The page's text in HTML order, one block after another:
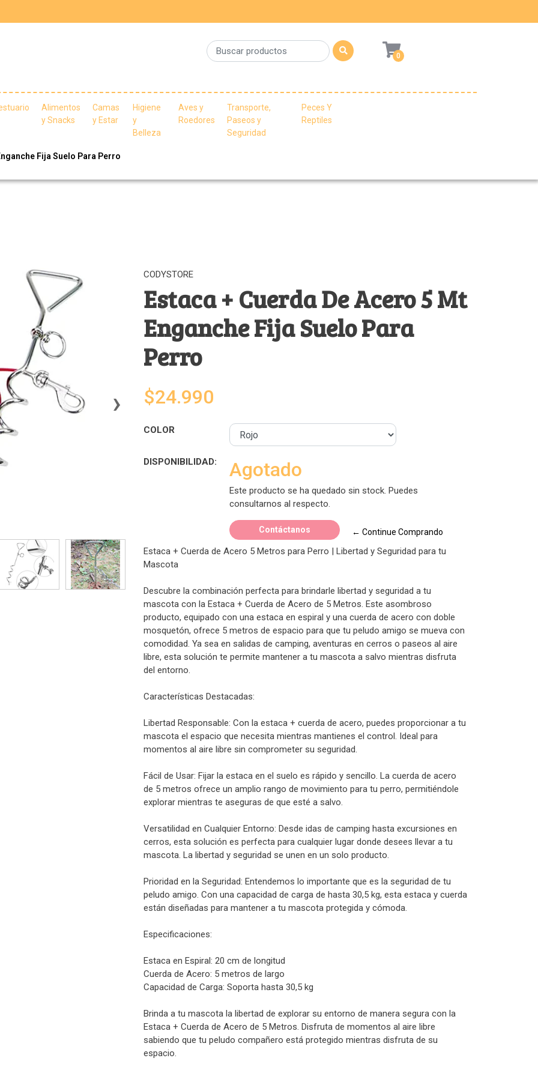
0
Alimentos
y Snacks
Camas
y Estar
Higiene
y
Belleza
Aves y
Roedores
Transporte,
Paseos y
Seguridad
Peces Y
Reptiles
Fija Suelo Para Perro
›
CODYSTORE
Estaca + Cuerda De Acero 5 Mt
Enganche Fija Suelo Para
Perro
$24.990
COLOR
DISPONIBILIDAD: Agotado
Este producto se ha quedado sin stock. Puedes
consultarnos al respecto.
Contáctanos ← Continue Comprando
Estaca + Cuerda de Acero 5 Metros para Perro | Libertad y Seguridad para tu
Mascota
Descubre la combinación perfecta para brindarle libertad y seguridad a tu
mascota con la Estaca + Cuerda de Acero de 5 Metros. Este asombroso
producto, equipado con una estaca en espiral y una cuerda de acero con doble
mosquetón, ofrece 5 metros de espacio para que tu peludo amigo se mueva con
comodidad. Ya sea en salidas de camping, aventuras en cerros o paseos al aire
libre, esta solución te permite mantener a tu mascota a salvo mientras disfruta
del entorno.
Características Destacadas:
Libertad Responsable: Con la estaca + cuerda de acero, puedes proporcionar a tu
mascota el espacio que necesita mientras mantienes el control. Ideal para
momentos al aire libre sin comprometer su seguridad.
Fácil de Usar: Fijar la estaca en el suelo es rápido y sencillo. La cuerda de acero
de 5 metros ofrece un amplio rango de movimiento para tu perro, permitiéndole
explorar mientras te aseguras de que esté a salvo.
Versatilidad en Cualquier Entorno: Desde idas de camping hasta excursiones en
cerros, esta solución es perfecta para cualquier lugar donde desees llevar a tu
mascota. La libertad y seguridad se unen en un solo producto.
Prioridad en la Seguridad: Entendemos lo importante que es la seguridad de tu
peludo amigo. Con una capacidad de carga de hasta 30,5 kg, esta estaca y cuerda
están diseñadas para mantener a tu mascota protegida y cómoda.
Especificaciones:
Estaca en Espiral: 20 cm de longitud
Cuerda de Acero: 5 metros de largo
Capacidad de Carga: Soporta hasta 30,5 kg
Brinda a tu mascota la libertad de explorar su entorno de manera segura con la
Estaca + Cuerda de Acero de 5 Metros. Disfruta de momentos al aire libre
sabiendo que tu peludo compañero está protegido mientras disfruta de su
espacio.